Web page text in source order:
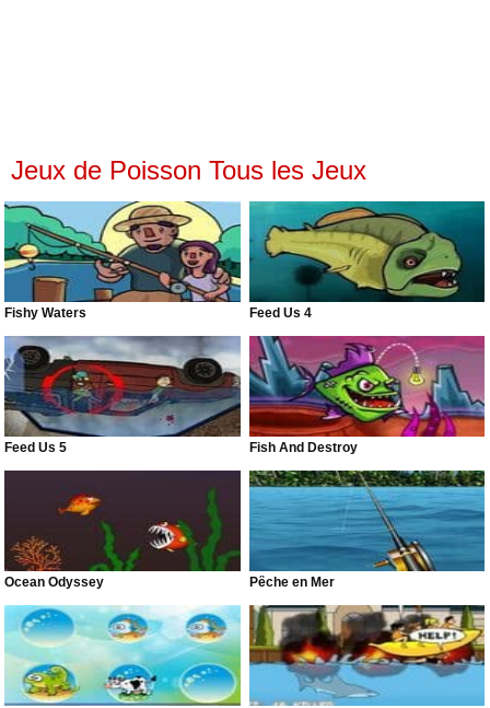
Jeux de Poisson Tous les Jeux
Fishy Waters Feed Us 4
Feed Us 5 Fish And Destroy
Ocean Odyssey Pêche en Mer